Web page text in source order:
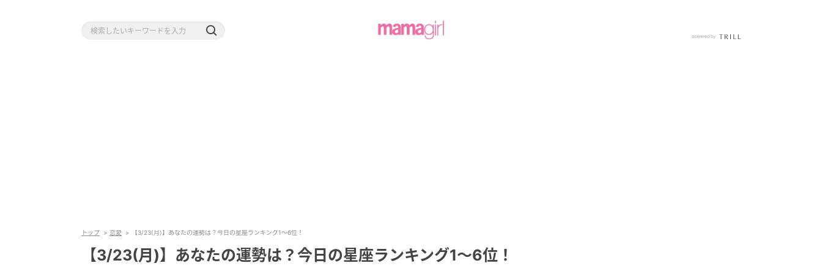
トップ 恋愛 【3/23(月)】あなたの運勢は？今日の星座ランキング1～6位！
【3/23(月)】あなたの運勢は？今日の星座ランキング1～6位！